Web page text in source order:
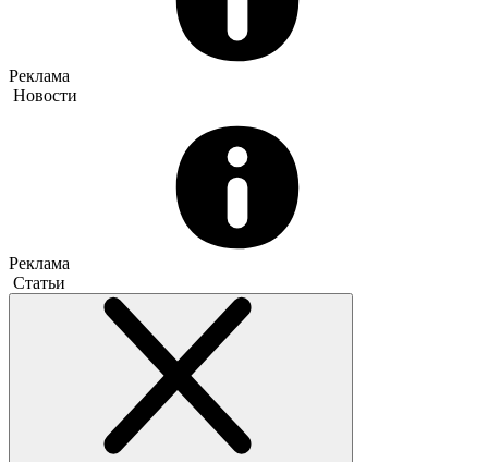
Реклама
Новости
Реклама
Статьи